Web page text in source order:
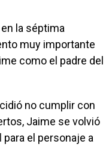
la séptima
muy importante
como el padre del
no cumplir con
Jaime se volvió
el personaje a